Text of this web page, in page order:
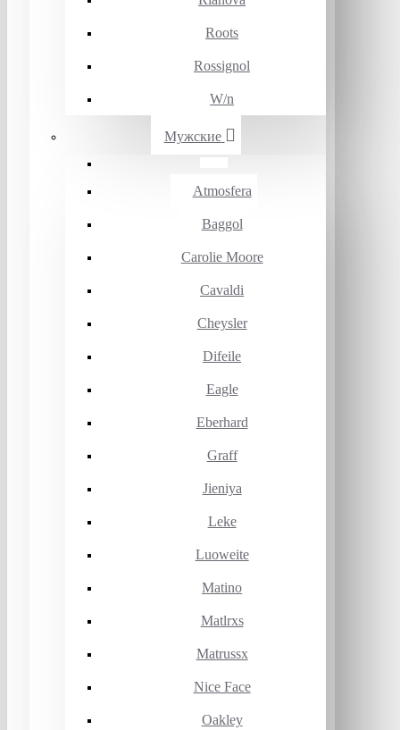
Roots
Rossignol
W/n
Мужские
Atmosfera
Baggol
Carolie Moore
Cavaldi
Cheysler
Difeile
Eagle
Eberhard
Graff
Jieniya
Leke
Luoweite
Matino
Matlrxs
Matrussx
Nice Face
Oakley